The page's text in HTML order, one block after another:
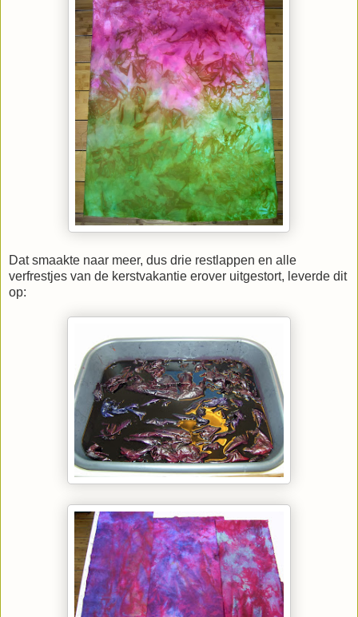
Dat smaakte naar meer, dus drie restlappen en alle
verfrestjes van de kerstvakantie erover uitgestort, leverde dit
op: